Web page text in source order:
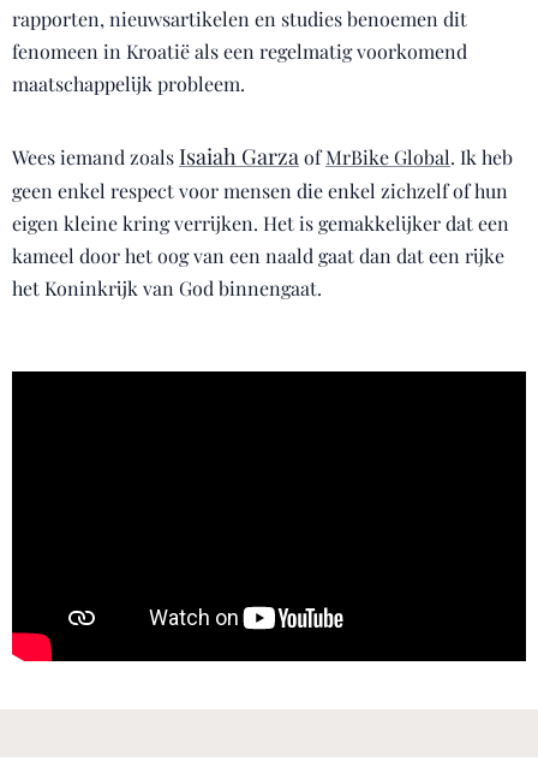
rapporten, nieuwsartikelen en studies benoemen dit
fenomeen in Kroatië als een regelmatig voorkomend
maatschappelijk probleem.
Wees iemand zoals Isaiah GarzaofMrBike Global. Ik heb
geen enkel respect voor mensen die enkel zichzelf of hun
eigen kleine kring verrijken. Het is gemakkelijker dat een
kameel door het oog van een naald gaat dan dat een rijke
het Koninkrijk van God binnengaat.